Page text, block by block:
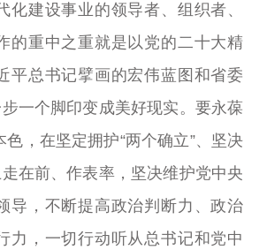
化建设事业的领导者、组织者、
的重中之重就是以党的二十大精
平总书记擘画的宏伟蓝图和省委
步一个脚印变成美好现实。要永葆
，在坚定拥护“两个确立”、坚决
走在前、作表率，坚决维护党中央
导，不断提高政治判断力、政治
力，一切行动听从总书记和党中